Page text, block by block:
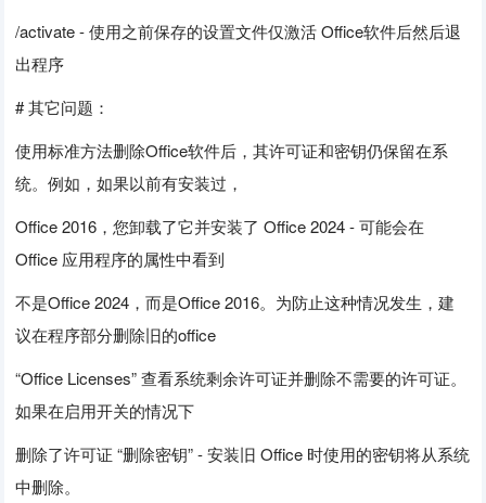
/activate - 使用之前保存的设置文件仅激活 Office软件后然后退
出程序
# 其它问题：
使用标准方法删除Office软件后，其许可证和密钥仍保留在系
统。例如，如果以前有安装过，
Office 2016，您卸载了它并安装了 Office 2024 - 可能会在
Office 应用程序的属性中看到
不是Office 2024，而是Office 2016。为防止这种情况发生，建
议在程序部分删除旧的office
“Office Licenses” 查看系统剩余许可证并删除不需要的许可证。
如果在启用开关的情况下
删除了许可证 “删除密钥” - 安装旧 Office 时使用的密钥将从系统
中删除。